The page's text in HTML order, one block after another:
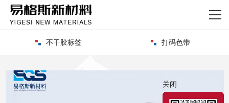
网站首页
关于我们
新闻资讯
打码色带 条码碳带
关闭